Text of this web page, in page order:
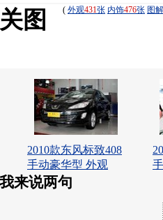
( 外观431张 内饰476张 图解
图
2010款东风标致408
手动豪华型 外观
我来说两句